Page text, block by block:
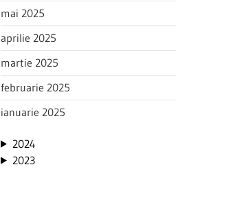
mai 2025
aprilie 2025
martie 2025
februarie 2025
ianuarie 2025
2024
2023